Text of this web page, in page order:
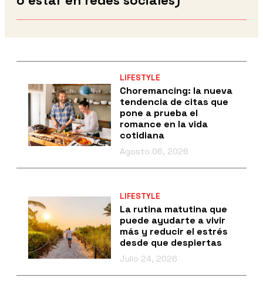
LIFESTYLE
Choremancing: la nueva
tendencia de citas que
pone a prueba el
romance en la vida
cotidiana
Agosto 06, 2026
LIFESTYLE
La rutina matutina que
puede ayudarte a vivir
más y reducir el estrés
desde que despiertas
Julio 24, 2026